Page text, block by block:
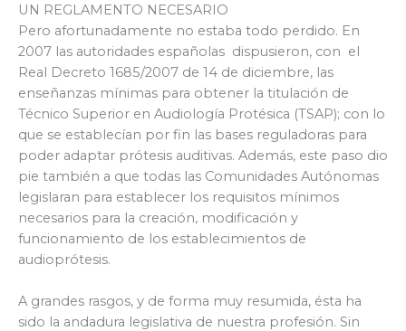
UN REGLAMENTO NECESARIO
Pero afortunadamente no estaba todo perdido. En
2007 las autoridades españolas dispusieron, con el
Real Decreto 1685/2007 de 14 de diciembre, las
enseñanzas mínimas para obtener la titulación de
Técnico Superior en Audiología Protésica (TSAP); con lo
que se establecían por fin las bases reguladoras para
poder adaptar prótesis auditivas. Además, este paso dio
pie también a que todas las Comunidades Autónomas
legislaran para establecer los requisitos mínimos
necesarios para la creación, modificación y
funcionamiento de los establecimientos de
audioprótesis.
A grandes rasgos, y de forma muy resumida, ésta ha
sido la andadura legislativa de nuestra profesión. Sin